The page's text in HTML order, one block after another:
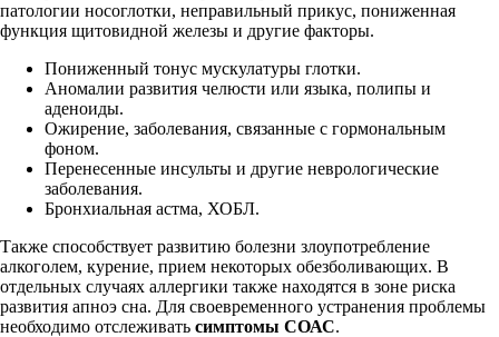
патологии носоглотки, неправильный прикус, пониженная
функция щитовидной железы и другие факторы.
Пониженный тонус мускулатуры глотки.
Аномалии развития челюсти или языка, полипы и
аденоиды.
Ожирение, заболевания, связанные с гормональным
фоном.
Перенесенные инсульты и другие неврологические
заболевания.
Бронхиальная астма, ХОБЛ.
Также способствует развитию болезни злоупотребление
алкоголем, курение, прием некоторых обезболивающих. В
отдельных случаях аллергики также находятся в зоне риска
развития апноэ сна. Для своевременного устранения проблемы
необходимо отслеживать симптомы СОАС.